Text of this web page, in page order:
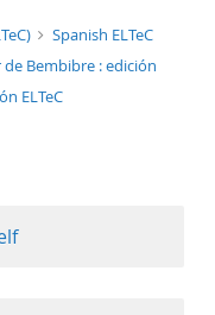
format
Spanish ELTeC
de Bembibre : edición
ELTeC